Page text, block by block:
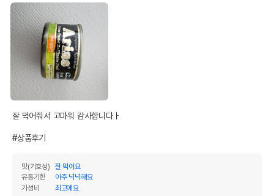
상품 필수 정보
잘 먹어줘서 고마워 감사합니다ㅏ
#상품후기
맛(기호성)
잘 먹어요
유통기한
아주 넉넉해요
가성비
최고에요